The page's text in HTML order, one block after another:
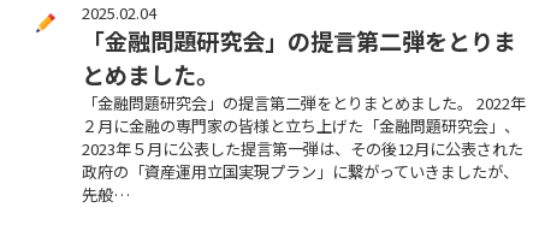
2025.02.04
「金融問題研究会」の提言第二弾をとりま
とめました。
「金融問題研究会」の提言第二弾をとりまとめました。 2022年
２月に金融の専門家の皆様と立ち上げた「金融問題研究会」、
2023年５月に公表した提言第一弾は、その後12月に公表された
政府の「資産運用立国実現プラン」に繋がっていきましたが、
先般…